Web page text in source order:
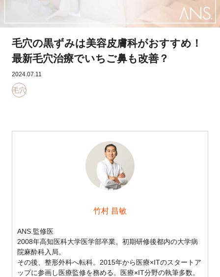
毛穴の黒ずみは美容皮膚科がおすすめ！
最新毛穴治療でいちご鼻も改善？
2024.07.11
毛穴
竹村 昌敏
ANS.監修医
2008年高知医科大学医学部卒業。初期研修後都内の大学病
院麻酔科入局。
その後、整形外科へ転科。2015年から医療×ITのスタートア
ップに参画し医療監修を務める。医療×IT分野の執筆多数。